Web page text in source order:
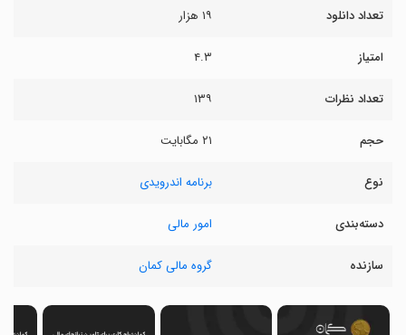
تعداد دانلود ۱۹ هزار
امتیاز ۴.۳
تعداد نظرات ۱۳۹
حجم ۲۱ مگابایت
نوع برنامه اندرویدی
دسته‌بندی امور مالی
سازنده گروه مالی کمان